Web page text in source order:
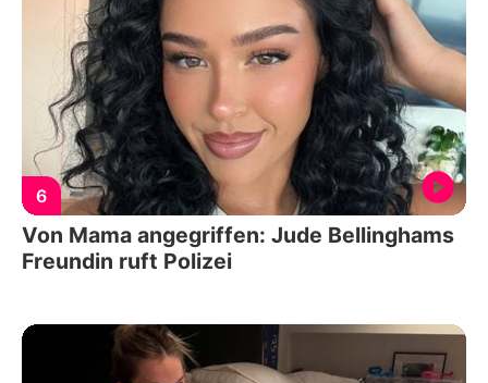
6
Von Mama angegriffen: Jude Bellinghams
Freundin ruft Polizei